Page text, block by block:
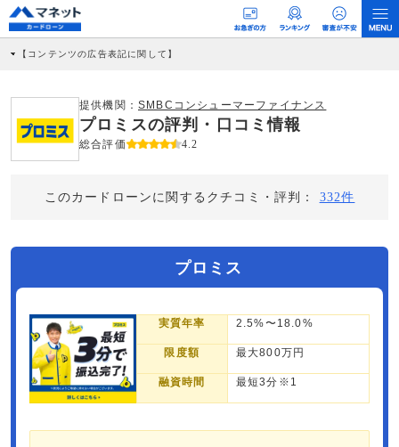
【コンテンツの広告表記に関して】
社に対して企業から紹介報酬が支払われるという収益モデルです。 ただし、特定の
商品を根拠なくPRするものではなく、当編集部の調査／ユーザーへの口コミ収集な
どに基づき、公平性を担保した情報提供を行っています。
>提携企業一覧
提供機関： SMBCコンシューマーファイナンス
プロミスの評判・口コミ情報
総合評価 4.2
このカードローンに関するクチコミ・評判： 332件
プロミス
実質年率 2.5%〜18.0%
限度額 最大800万円
融資時間 最短3分※1